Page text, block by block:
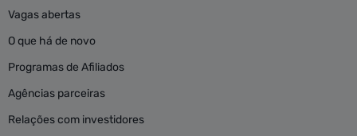
Vagas abertas
O que há de novo
Programas de Afiliados
Agências parceiras
Relações com investidores